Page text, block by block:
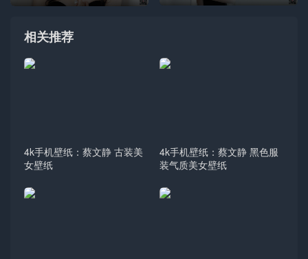
相关推荐
4k手机壁纸：蔡文静 古装美
女壁纸
4k手机壁纸：蔡文静 黑色服
装气质美女壁纸